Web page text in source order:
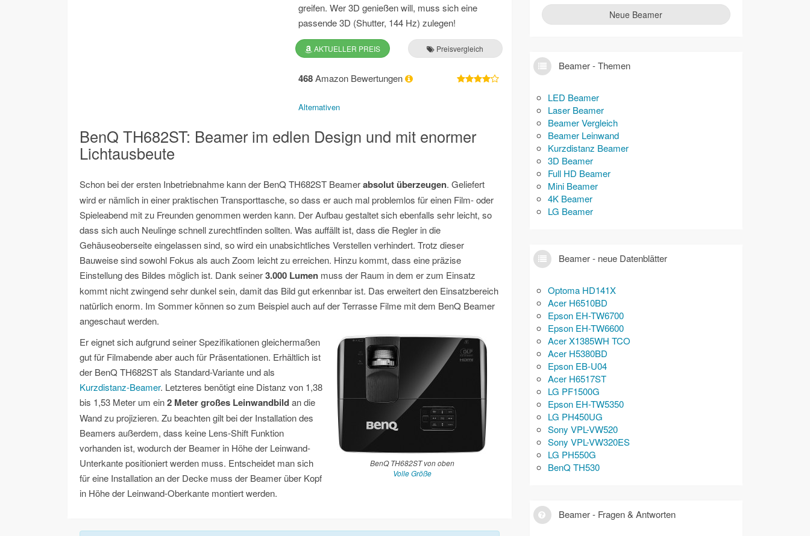
greifen. Wer 3D genießen will, muss sich eine
passende 3D (Shutter, 144 Hz) zulegen!
AKTUELLER PREIS Preisvergleich
468Amazon Bewertungen
Alternativen
BenQ TH682ST: Beamer im edlen Design und mit enormer
Lichtausbeute
Schon bei der ersten Inbetriebnahme kann der BenQ TH682ST Beamerabsolut überzeugen. Geliefert
wird er nämlich in einer praktischen Transporttasche, so dass er auch mal problemlos für einen Film- oder
Spieleabend mit zu Freunden genommen werden kann. Der Aufbau gestaltet sich ebenfalls sehr leicht, so
dass sich auch Neulinge schnell zurechtfinden sollten. Was auffällt ist, dass die Regler in die
Gehäuseoberseite eingelassen sind, so wird ein unabsichtliches Verstellen verhindert. Trotz dieser
Bauweise sind sowohl Fokus als auch Zoom leicht zu erreichen. Hinzu kommt, dass eine präzise
Einstellung des Bildes möglich ist. Dank seiner3.000 Lumen muss der Raum in dem er zum Einsatz
kommt nicht zwingend sehr dunkel sein, damit das Bild gut erkennbar ist. Das erweitert den Einsatzbereich
natürlich enorm. Im Sommer können so zum Beispiel auch auf der Terrasse Filme mit dem BenQ Beamer
angeschaut werden.
BenQ TH682ST von oben
Volle Größe
Er eignet sich aufgrund seiner Spezifikationen gleichermaßen
gut für Filmabende aber auch für Präsentationen. Erhältlich ist
der BenQ TH682ST als Standard-Variante und als
Kurzdistanz-Beamer. Letzteres benötigt eine Distanz von 1,38
bis 1,53 Meter um ein2 Meter großes Leinwandbildan die
Wand zu projizieren. Zu beachten gilt bei der Installation des
Beamers außerdem, dass keine Lens-Shift Funktion
vorhanden ist, wodurch der Beamer in Höhe der Leinwand-
Unterkante positioniert werden muss. Entscheidet man sich
für eine Installation an der Decke muss der Beamer über Kopf
in Höhe der Leinwand-Oberkante montiert werden.
Neue Beamer
Beamer - Themen
LED Beamer
Laser Beamer
Beamer Vergleich
Beamer Leinwand
Kurzdistanz Beamer
3D Beamer
Full HD Beamer
Mini Beamer
4K Beamer
LG Beamer
Beamer - neue Datenblätter
Optoma HD141X
Acer H6510BD
Epson EH-TW6700
Epson EH-TW6600
Acer X1385WH TCO
Acer H5380BD
Epson EB-U04
Acer H6517ST
LG PF1500G
Epson EH-TW5350
LG PH450UG
Sony VPL-VW520
Sony VPL-VW320ES
LG PH550G
BenQ TH530
Beamer - Fragen & Antworten